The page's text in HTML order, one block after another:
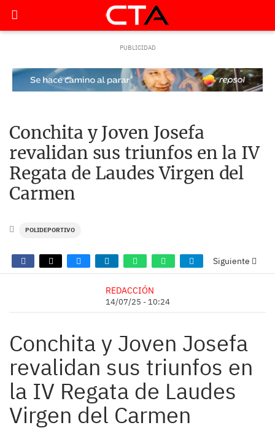
Conchita y Joven Josefa
revalidan sus triunfos en la IV
Regata de Laudes Virgen del
Carmen
POLIDEPORTIVO
Siguiente
REDACCIÓN
14/07/25 - 10:24
Conchita y Joven Josefa
revalidan sus triunfos en
la IV Regata de Laudes
Virgen del Carmen